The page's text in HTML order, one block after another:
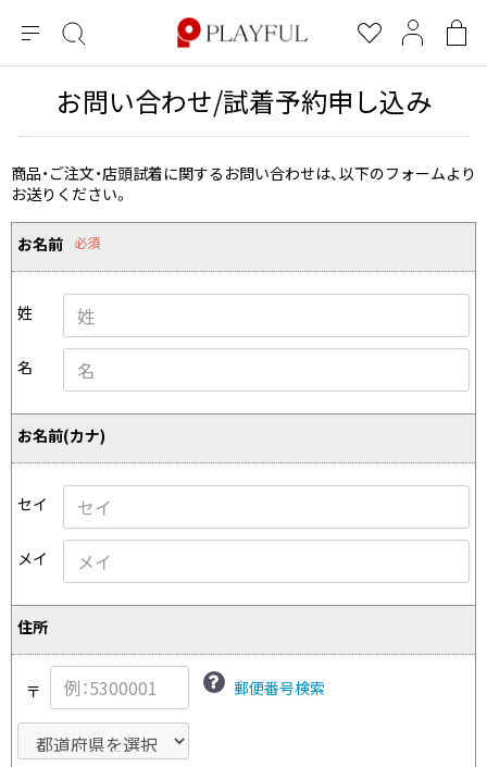
メ
ニ
絞
り
込
み
検
索
お
気
に
入
り
マ
イ
ペ
ー
ジ
シ
ョ
ン
バ
×
すべての新着アイテムを表示
ブランド
コムデギャルソン
ジュンヤワタナベ
ヨウジヤマモト
ワイスリー
リミフゥ
イッセイミヤケ
プリーツプリーズ
ジャンポールゴルチエ
ヴィヴィアンウエストウッド
メゾン マルジェラ
レディース
トップス
INDEX ブランドA-Z more brands
BLACK COMME des GARCONS
ブラックコムデギャルソン
コムデギャルソン コムデギャルソン
コムデギャルソンオム
COMME des GARCONS HOMME DEUX
コムデギャルソン オムドゥ
COMME des GARCONS SHIRT
robe de chambre COMME des GARCONS
トリコ コムデギャルソン
JUNYA WATANABE
トップス
長袖ブラウス・シャツ
半袖ブラウス・シャツ
カーディガン
パーカー・スウェット
ワンピース
ベスト・ボレロ
Tシャツ・カットソー
ノースリーブ
ボトムス
スカート
ハーフパンツ・キュロット
サルエルパンツ
トップス
長袖シャツ
半袖シャツ
ニット
パーカー・スウェット
カットソー
Tシャツ・ポロシャツ
ノースリーブ
ボトムス
ウールパンツ
サルエルパンツ
ハーフパンツ
すべてのSALEアイテムを表示
レディース
トップス
ボトムス
アウター
アクセサリー
メンズ
トップス
ボトムス
アウター
アクセサリー
2026.08.08
お問い合わせ/試着予約申し込み
商品・ご注文・店頭試着に関するお問い合わせは、以下のフォームより
お送りください。
お名前 必須
姓
名
お名前(カナ)
セイ
メイ
住所
〒 郵便番号検索